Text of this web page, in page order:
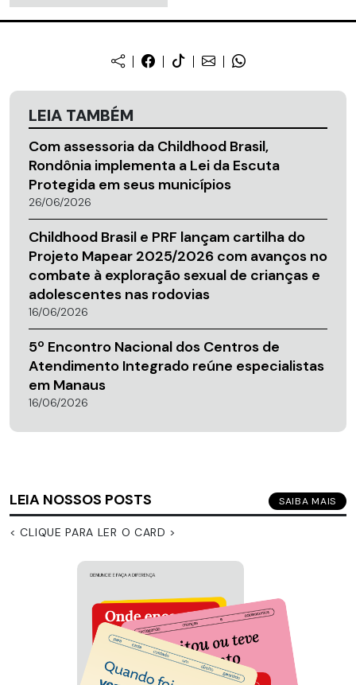
LEIA TAMBÉM
Com assessoria da Childhood Brasil,
Rondônia implementa a Lei da Escuta
Protegida em seus municípios
26/06/2026
Childhood Brasil e PRF lançam cartilha do
Projeto Mapear 2025/2026 com avanços no
combate à exploração sexual de crianças e
adolescentes nas rodovias
16/06/2026
5º Encontro Nacional dos Centros de
Atendimento Integrado reúne especialistas
em Manaus
16/06/2026
LEIA NOSSOS POSTS SAIBA MAIS
< CLIQUE PARA LER O CARD >